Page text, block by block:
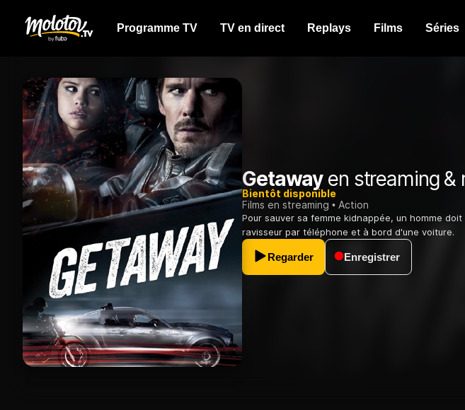
Programme TV TV en direct Replays Films Séries
Getawayen streaming &
Bientôt disponible
Films en streaming
Action
Pour sauver sa femme kidnappée, un homme
ravisseur par téléphone et à bord d'une voiture.
Regarder Enregistrer